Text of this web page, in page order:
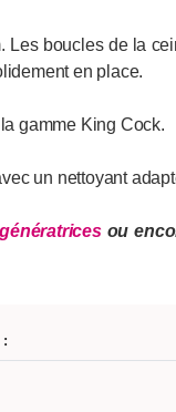
Les boucles de la
en place.
gamme King Cock.
un nettoyant
ou
: